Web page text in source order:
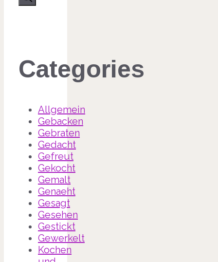
Categories
Allgemein
Gebacken
Gebraten
Gedacht
Gefreut
Gekocht
Gemalt
Genaeht
Gesagt
Gesehen
Gestickt
Gewerkelt
Kochen